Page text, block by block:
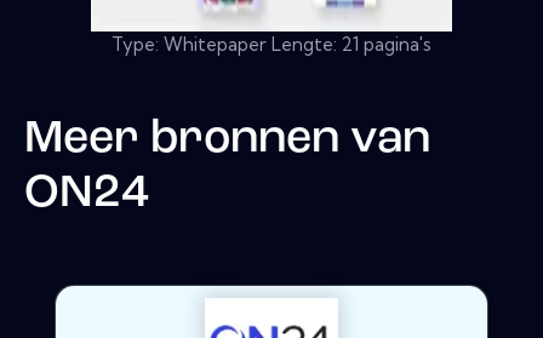
Type: Whitepaper Lengte: 21 pagina's
Meer bronnen van
ON24